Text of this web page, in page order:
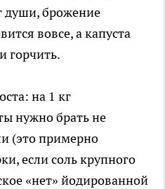
души, брожение
вовсе, а капуста
горчить.
на 1 кг
нужно брать не
(это примерно
если соль крупного
«нет» йодированной